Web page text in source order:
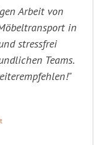
Arbeit von
in
stressfrei
Teams.